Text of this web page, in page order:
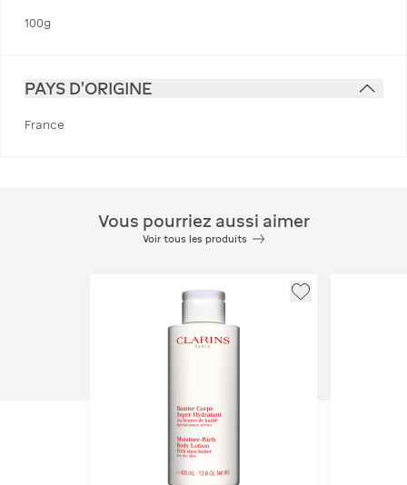
100g
PAYS D'ORIGINE
France
Vous pourriez aussi aimer
Voir tous les produits